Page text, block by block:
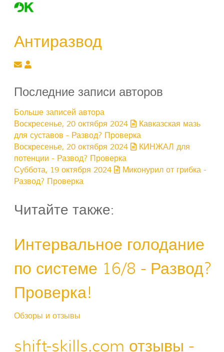
Антиразвод
Подписаться на обновление автора
Антиразвод
Последние записи авторов
Больше записей автора
Воскресенье, 20 октября 2024
Кавказская мазь
для суставов - Развод? Проверка
Воскресенье, 20 октября 2024
КИНЖАЛ для
потенции - Развод? Проверка
Суббота, 19 октября 2024
Миконурил от грибка -
Развод? Проверка
Читайте также:
Интервальное голодание
по системе 16/8 - Развод?
Проверка!
Обзоры и отзывы
shift-skills.com отзывы -